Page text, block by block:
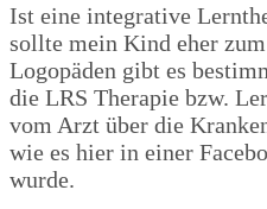
Ist eine integrative
sollte mein Kind eher
Logopäden gibt es
die LRS Therapie bzw.
vom Arzt über die
wie es hier in einer
wurde.